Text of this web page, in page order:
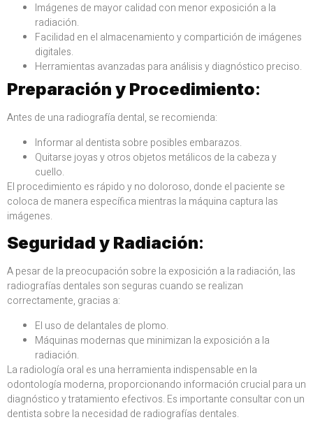
Imágenes de mayor calidad con menor exposición a la
radiación.
Facilidad en el almacenamiento y compartición de imágenes
digitales.
Herramientas avanzadas para análisis y diagnóstico preciso.
Preparación y Procedimiento:
Antes de una radiografía dental, se recomienda:
Informar al dentista sobre posibles embarazos.
Quitarse joyas y otros objetos metálicos de la cabeza y
cuello.
El procedimiento es rápido y no doloroso, donde el paciente se
coloca de manera específica mientras la máquina captura las
imágenes.
Seguridad y Radiación:
A pesar de la preocupación sobre la exposición a la radiación, las
radiografías dentales son seguras cuando se realizan
correctamente, gracias a:
El uso de delantales de plomo.
Máquinas modernas que minimizan la exposición a la
radiación.
La radiología oral es una herramienta indispensable en la
odontología moderna, proporcionando información crucial para un
diagnóstico y tratamiento efectivos. Es importante consultar con un
dentista sobre la necesidad de radiografías dentales.